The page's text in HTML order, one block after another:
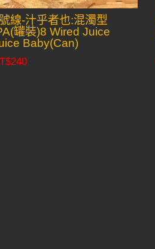
線-汁乎者也:混濁型
罐裝)8 Wired Juice
Baby(Can)
240